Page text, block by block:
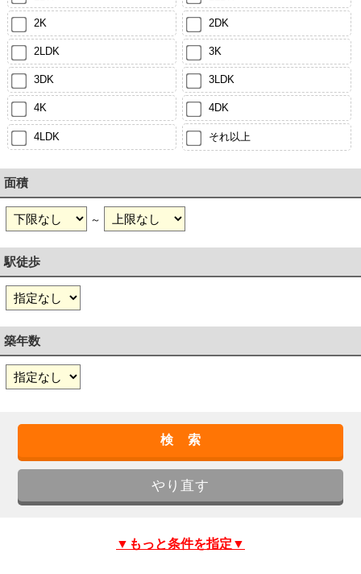
2K 2DK
2LDK 3K
3DK 3LDK
4K 4DK
4LDK それ以上
面積
～
駅徒歩
築年数
▼もっと条件を指定▼